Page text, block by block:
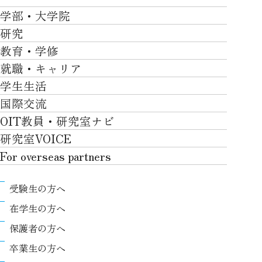
大学紹介TOP
OVER THE LIMIT
大学について
施設一覧
社会・地域・高大連携
川上村での取り組み
アクセス
ポリシー/コンプライアンス
卒業生VOICE
学部・大学院
学部・大学院TOP
工学部
ロボティクス＆デザイン工学部
情報科学部
知的財産学部
工学研究科
ロボティクス＆デザイン工学研究科
知的財産専門職大学院
研究
研究TOP
研究について
産官学連携
教育・学修
教育・学修TOP
卒業時質保証を担う独自の教育システム
自律学修
学習支援
リカレント教育プログラム
高大接続
教職課程
教育センター
履修、授業、試験について
シラバス
就職・キャリア
就職・キャリアTOP
就職サポート
キャリア形成
インターンシップ
学生生活
学生生活TOP
キャンパスライフ
課外活動
学費
奨学金
生活支援
情報センター
証明書発行について（在学生向け）
国際交流
国際交流TOP
グローバルな人材育成
国際交流プログラムについて
国際交流プログラムのサポート体制等
キャンパス内での国際交流
国際交流センター
協定校
OIT教員・研究室ナビ
研究室VOICE
For overseas partners
About
Research
International (Exchange students / Overseas
partners)
受験生の方へ
在学生の方へ
保護者の方へ
卒業生の方へ